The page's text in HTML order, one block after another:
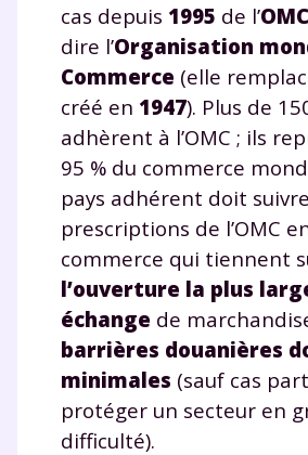
cas depuis 1995 de l’OMC
dire l’Organisation
Commerce (elle
créé en 1947). Plus de
adhèrent à l’OMC ; ils
95 % du commerce
pays adhérent doit
prescriptions de l’OMC
commerce qui tiennent
l’ouverture la plus
échange de
barrières douanières
minimales (sauf cas
protéger un secteur en
difficulté).